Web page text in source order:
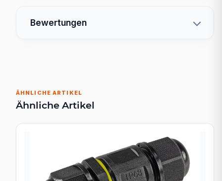
Bewertungen
ÄHNLICHE ARTIKEL
Ähnliche Artikel